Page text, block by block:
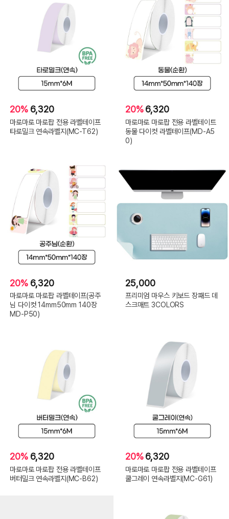
20% 6,320
마로마로 마로팝 전용 라벨테이프
타로밀크 연속라벨지(MC-T62)
20%6,320
마로마로 마로팝 전용 라벨테이트
동물 다이컷 라벨테이프(MD-A5
0)
20% 6,320
마로마로 마로팝 라벨테이프(공주
님 다이컷 14mm50mm 140장
MD-P50)
25,000
프리미엄 마우스 키보드 장패드 데
스크매트 3COLORS
20% 6,320
마로마로 마로팝 전용 라벨테이프
버터밀크 연속라벨지(MC-B62)
20%6,320
마로마로 마로팝 전용 라벨테이프
쿨그레이 연속라벨지(MC-G61)